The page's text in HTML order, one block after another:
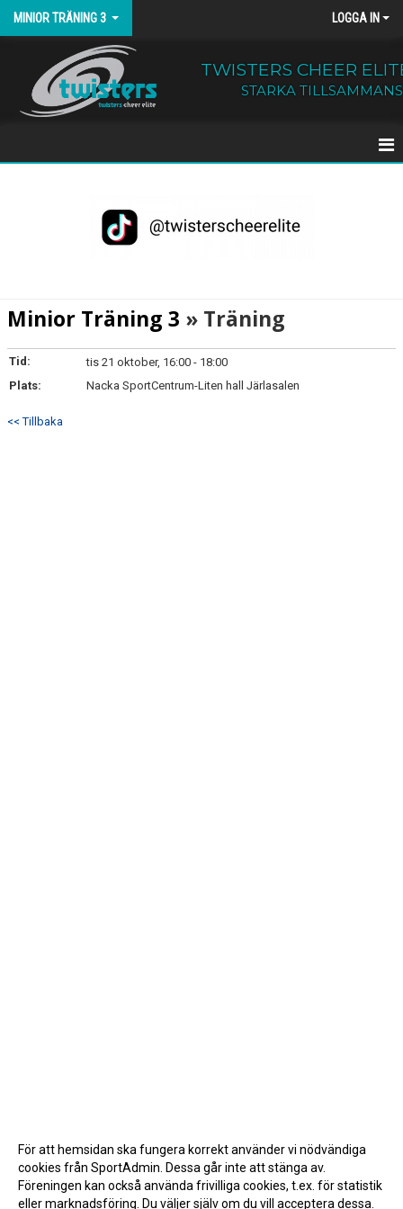
MINIOR TRÄNING 3 LOGGA IN
TWISTERS CHEER
STARKA TILLSAMMANS
Minior Träning 3 » Träning
Tid:
tis 21 oktober, 16:00 - 18:00
Plats:
Nacka SportCentrum-Liten hall Järlasalen
<< Tillbaka
För att hemsidan ska fungera korrekt använder vi nödvändiga
cookies från SportAdmin. Dessa går inte att stänga av.
Föreningen kan också använda frivilliga cookies, t.ex. för statistik
eller marknadsföring. Du väljer själv om du vill acceptera dessa.